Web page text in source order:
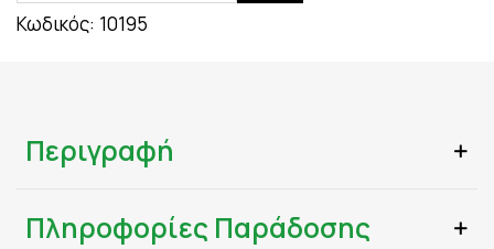
Κωδικός: 10195
Περιγραφή
Πληροφορίες Παράδοσης